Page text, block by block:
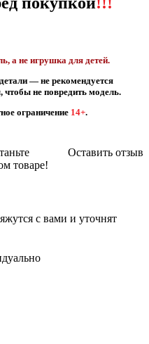
а не игрушка для детей.
— не рекомендуется
не повредить модель.
ограничение 14+.
Оставить отзыв
товаре!
с вами и уточнят